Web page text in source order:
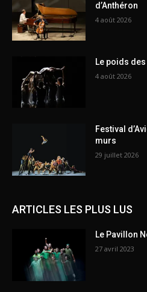
d’Anthéron
4 août 2026
Le poids
4 août 2026
Festival
murs
29 juillet 2026
ARTICLES LES PLUS LUS
Le Pavillon
27 avril 2023